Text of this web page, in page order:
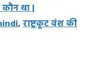
था |
,राष्ट्रकूट वंश की